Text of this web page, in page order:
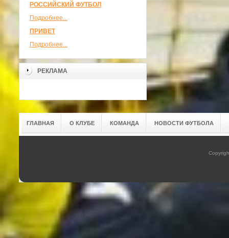
РОССИЙСКИЙ ФУТБОЛ
Подробнее...
ПРИВЕТ
Подробнее...
РЕКЛАМА
ГЛАВНАЯ О КЛУБЕ КОМАНДА НОВОСТИ ФУТБОЛА